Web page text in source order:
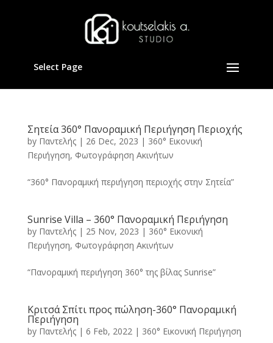
Select Page
Σητεία 360° Πανοραμική Περιήγηση Περιοχής
by Παντελής| 26 Dec, 2023 | 360° Εικονική
Περιήγηση, Φωτογράφηση Ακινήτων
“360° Πανοραμική περιήγηση περιοχής στην Σητεία”
Sunrise Villa – 360° Πανοραμική Περιήγηση
by Παντελής| 25 Nov, 2023 | 360° Εικονική
Περιήγηση, Φωτογράφηση Ακινήτων
“Πανοραμική περιήγηση 360° της βίλας Sunrise”
Κριτσά Σπίτι προς πώληση-360° Πανοραμική
Περιήγηση
by Παντελής| 6 Feb, 2022 | 360° Εικονική Περιήγηση